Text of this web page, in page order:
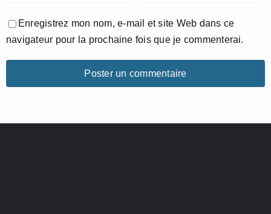
Enregistrez mon nom, e-mail et site Web dans ce
navigateur pour la prochaine fois que je commenterai.